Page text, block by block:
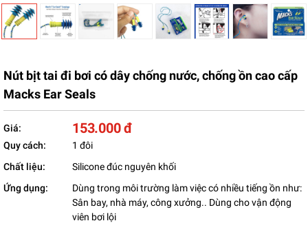
Nút bịt tai đi bơi có dây chống nước, chống ồn cao cấp
Macks Ear Seals
Giá: 153.000 đ
Quy cách:
1 đôi
Chất liệu:
Silicone đúc nguyên khối
Ứng dụng:
Dùng trong môi trường làm việc có nhiều tiếng ồn như:
Sân bay, nhà máy, công xưởng.. Dùng cho vận động
viên bơi lội